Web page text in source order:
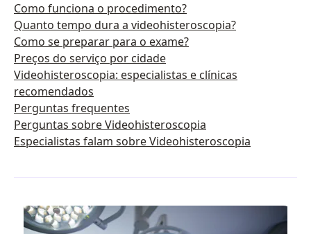
Como funciona o procedimento?
Quanto tempo dura a videohisteroscopia?
Como se preparar para o exame?
Preços do serviço por cidade
Videohisteroscopia: especialistas e clínicas
recomendados
Perguntas frequentes
Perguntas sobre Videohisteroscopia
Especialistas falam sobre Videohisteroscopia